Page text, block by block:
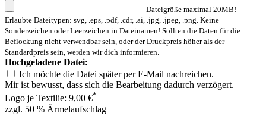
Dateigröße maximal 20MB!
Erlaubte Dateitypen: svg, .eps, .pdf, .cdr, .ai, .jpg, .jpeg, .png. Keine
Sonderzeichen oder Leerzeichen in Dateinamen! Sollten die Daten für die
Beflockung nicht verwendbar sein, oder der Druckpreis höher als der
Standardpreis sein, werden wir dich informieren.
Hochgeladene Datei:
Ich möchte die Datei später per E-Mail nachreichen.
Mir ist bewusst, dass sich die Bearbeitung dadurch verzögert.
Logo je Textilie: 9,00 €*
zzgl. 50 % Ärmelaufschlag